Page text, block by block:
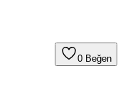
0 Beğen